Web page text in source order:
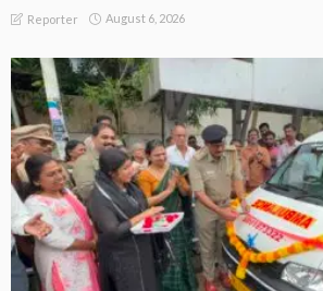
Reporter August 6, 2026